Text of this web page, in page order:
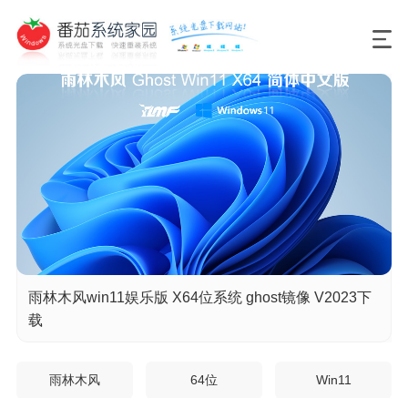
雨林木风win11娱乐版 X64位系统 ghost镜像 V2023下
载
雨林木风 64位 Win11